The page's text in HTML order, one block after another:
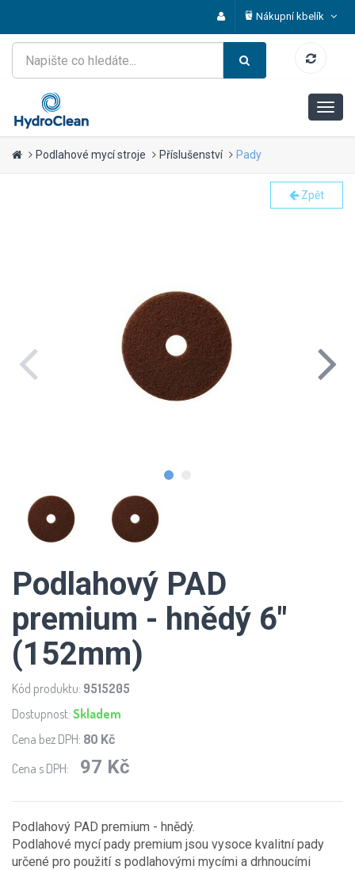
Nákupní kbelík
Podlahové mycí stroje Příslušenství Pady
Zpět
Podlahový PAD
premium - hnědý 6"
(152mm)
Kód produktu: 9515205
Dostupnost: Skladem
Cena bez DPH: 80 Kč
Cena s DPH: 97 Kč
Podlahový PAD premium - hnědý.
Podlahové mycí pady premium jsou vysoce kvalitní pady
určené pro použití s podlahovými mycími a drhnoucími